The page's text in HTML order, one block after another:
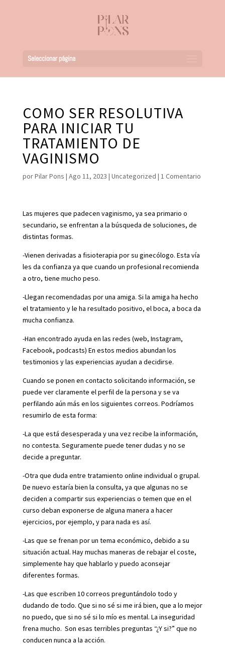
Seleccionar página
COMO SER RESOLUTIVA
PARA INICIAR TU
TRATAMIENTO DE
VAGINISMO
porPilar Pons | Ago 11, 2023 | Uncategorized | 1 Comentario
Las mujeres que padecen vaginismo, ya sea primario o
secundario, se enfrentan a la búsqueda de soluciones, de
distintas formas.
-Vienen derivadas a fisioterapia por su ginecólogo. Esta vía
les da confianza ya que cuando un profesional recomienda
a otro, tiene mucho peso.
-Llegan recomendadas por una amiga. Si la amiga ha hecho
el tratamiento y le ha resultado positivo, el boca, a boca da
mucha confianza.
-Han encontrado ayuda en las redes (web, Instagram,
Facebook, podcasts) En estos medios abundan los
testimonios y las experiencias ayudan a decidirse.
Cuando se ponen en contacto solicitando información, se
puede ver claramente el perfil de la persona y se va
perfilando aún más en los siguientes correos. Podríamos
resumirlo de esta forma:
-La que está desesperada y una vez recibe la información,
no contesta. Seguramente puede tener dudas y no se
decide a preguntar.
-Otra que duda entre tratamiento online individual o grupal.
De nuevo estaría bien la consulta, ya que algunas no se
deciden a compartir sus experiencias o temen que en el
curso deban exponerse de alguna manera a hacer
ejercicios, por ejemplo, y para nada es así.
-Las que se frenan por un tema económico, debido a su
situación actual. Hay muchas maneras de rebajar el coste,
simplemente hay que hablarlo y puedo aconsejar
diferentes formas.
-Las que escriben 10 correos preguntándolo todo y
dudando de todo. Que si no sé si me irá bien, que a lo mejor
no puedo, que si no sé si lo mío es mental. La inseguridad
frena mucho. Son esas terribles preguntas “¿Y si?” que no
conducen nunca a la acción.